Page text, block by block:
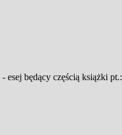
- esej będący częścią książki pt.: